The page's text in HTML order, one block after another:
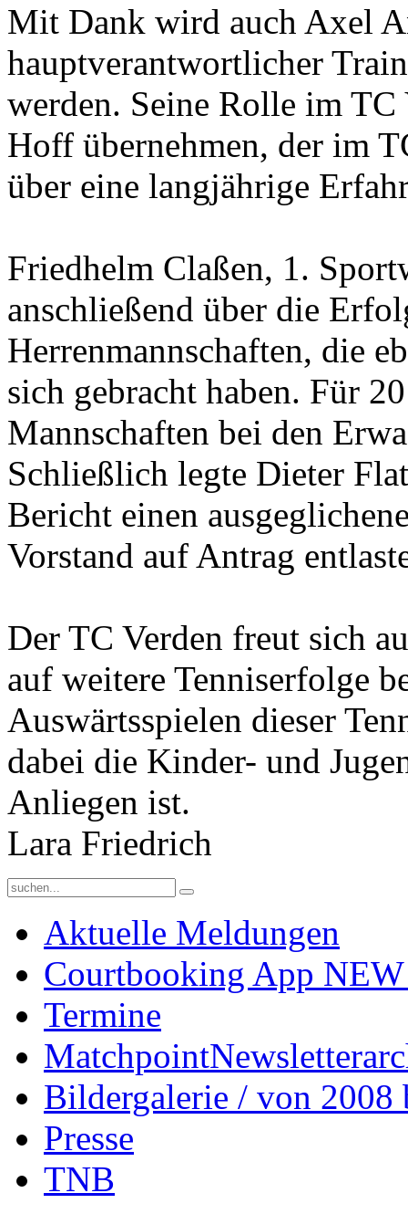
Mit Dank wird auch Axel
hauptverantwortlicher
werden. Seine Rolle im
Hoff übernehmen, der im
über eine langjährige
Friedhelm Claßen, 1.
anschließend über die
Herrenmannschaften, die
sich gebracht haben. Für
Mannschaften bei den
Schließlich legte Dieter
Bericht einen
Vorstand auf Antrag
Der TC Verden freut sich
auf weitere Tenniserfolge
Auswärtsspielen dieser
dabei die Kinder- und
Anliegen ist.
Lara Friedrich
Aktuelle Meldungen
Courtbooking App
Termine
Matchpoint
Bildergalerie / von 2008
Presse
TNB